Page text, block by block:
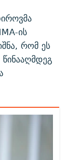
ის
რომ ეს